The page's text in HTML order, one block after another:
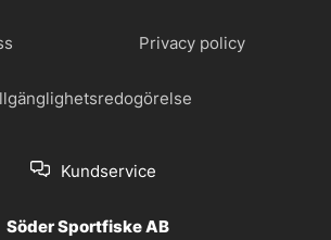
Privacy policy
Kundservice
Söder Sportfiske AB